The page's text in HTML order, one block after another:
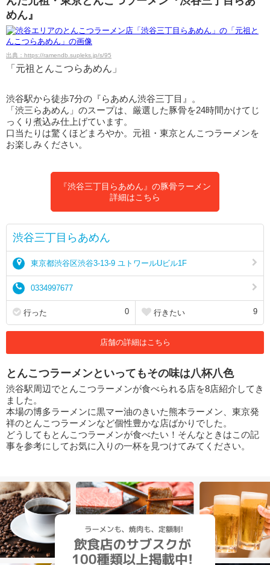
めん』
出典：https://ramendb.supleks.jp/s/95
「元祖とんこつらあめん」
渋谷駅から徒歩7分の『らあめん渋谷三丁目』。
「渋三らあめん」のスープは、厳選した豚骨を24時間かけてじ
っくり煮込み仕上げています。
口当たりは驚くほどまろやか。元祖・東京とんこつラーメンを
お楽しみください。
『渋谷三丁目らあめん』の豚骨ラーメン
詳細はこちら
渋谷三丁目らあめん
東京都渋谷区渋谷3-13-9 ユトワールUビル1F
0334997677
行った 0 行きたい 9
店舗の詳細はこちら
とんこつラーメンといってもその味は八杯八色
渋谷駅周辺でとんこつラーメンが食べられる店を8店紹介してき
ました。
本場の博多ラーメンに黒マー油のきいた熊本ラーメン、東京発
祥のとんこつラーメンなど個性豊かな店ばかりでした。
どうしてもとんこつラーメンが食べたい！そんなときはこの記
事を参考にしてお気に入りの一杯を見つけてみてください。